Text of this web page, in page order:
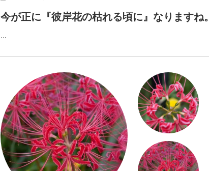
今が正に『彼岸花の枯れる頃に』なりますね。
…